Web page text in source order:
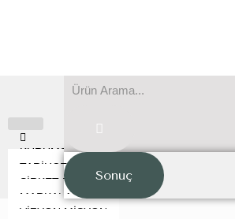
KURUMSAL
TARİHÇE
ŞİRKET PROFİLİ
MARKALARIMIZ
VİZYON MİSYON
Sonuç